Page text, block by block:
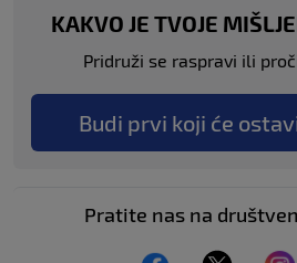
KAKVO JE TVOJE
Pridruži se raspravi ili
Budi prvi koji će
Pratite nas na